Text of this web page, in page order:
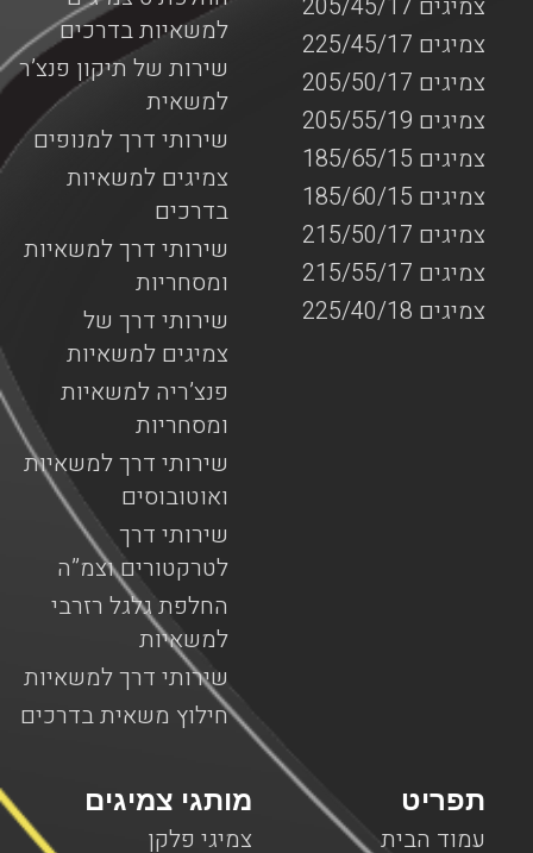
למשאיות בדרכים
שירות של תיקון פנצ’ר
למשאית
שירותי דרך למנופים
צמיגים למשאיות
בדרכים
שירותי דרך למשאיות
ומסחריות
שירותי דרך של
צמיגים למשאיות
פנצ’ריה למשאיות
ומסחריות
שירותי דרך למשאיות
ואוטובוסים
שירותי דרך
לטרקטורים וצמ”ה
החלפת גלגל רזרבי
למשאיות
שירותי דרך למשאיות
חילוץ משאית בדרכים
צמיגים 225/45/17
צמיגים 205/50/17
צמיגים 205/55/19
צמיגים 185/65/15
צמיגים 185/60/15
צמיגים 215/50/17
צמיגים 215/55/17
צמיגים 225/40/18
מותגי צמיגים
צמיגי פלקן
תפריט
עמוד הבית